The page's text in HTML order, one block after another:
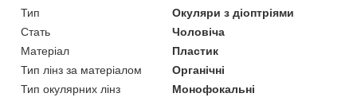
Тип
Окуляри з діоптріями
Стать
Чоловіча
Матеріал
Пластик
Тип лінз за матеріалом
Органічні
Тип окулярних лінз
Монофокальні